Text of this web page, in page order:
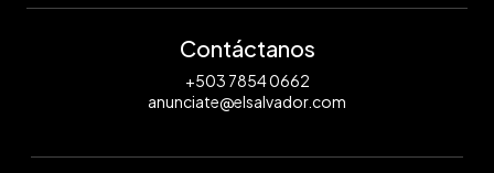
Contáctanos
+503 7854 0662
anunciate@elsalvador.com